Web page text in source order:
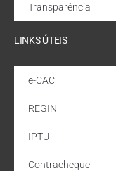
Transparência
LINKS ÚTEIS
e-CAC
REGIN
IPTU
Contracheque